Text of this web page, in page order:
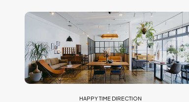
HAPPY TIME DIRECTION